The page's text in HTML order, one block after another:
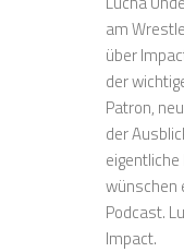
am
über
der
Patron,
der
wünschen
Podcast.
Impact.